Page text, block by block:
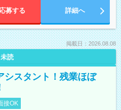
応募する 詳細へ
掲載日：2026.08.08
未読
シスタント！残業ほぼ
接OK